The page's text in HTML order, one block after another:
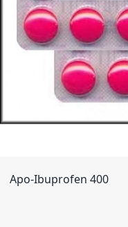
Apo-Ibuprofen 400